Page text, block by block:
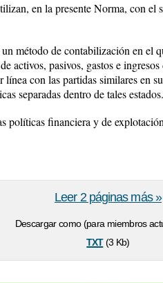
en la presente Norma, con el
método de contabilización en el
activos, pasivos, gastos e
con las partidas similares en
separadas dentro de tales estados.
políticas financiera y de
Descargar como (para miembros
txt(3 Kb)
Leer 2 páginas más »